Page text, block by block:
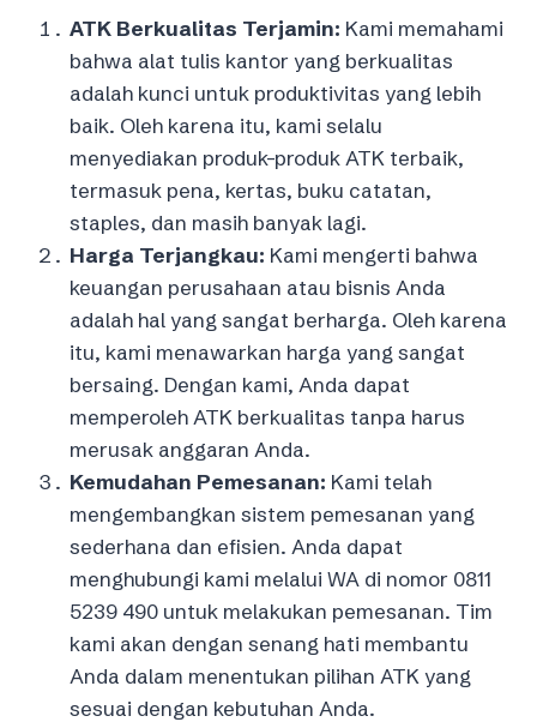
ATK Berkualitas Terjamin: Kami memahami
bahwa alat tulis kantor yang berkualitas
adalah kunci untuk produktivitas yang lebih
baik. Oleh karena itu, kami selalu
menyediakan produk-produk ATK terbaik,
termasuk pena, kertas, buku catatan,
staples, dan masih banyak lagi.
Harga Terjangkau: Kami mengerti bahwa
keuangan perusahaan atau bisnis Anda
adalah hal yang sangat berharga. Oleh karena
itu, kami menawarkan harga yang sangat
bersaing. Dengan kami, Anda dapat
memperoleh ATK berkualitas tanpa harus
merusak anggaran Anda.
Kemudahan Pemesanan: Kami telah
mengembangkan sistem pemesanan yang
sederhana dan efisien. Anda dapat
menghubungi kami melalui WA di nomor 0811
5239 490 untuk melakukan pemesanan. Tim
kami akan dengan senang hati membantu
Anda dalam menentukan pilihan ATK yang
sesuai dengan kebutuhan Anda.